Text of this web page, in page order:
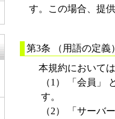
す。この場合、提
第3条 （用語の定義）
本規約においては
（1） 「会員」
す。
（2） 「サーバ